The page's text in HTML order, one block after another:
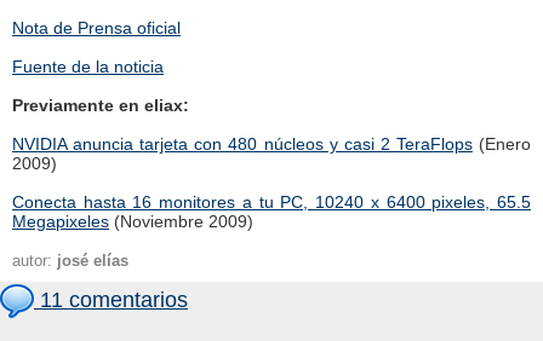
Nota de Prensa oficial
Fuente de la noticia
Previamente en eliax:
NVIDIA anuncia tarjeta con 480 núcleos y casi 2 TeraFlops(Enero
2009)
Conecta hasta 16 monitores a tu PC, 10240 x 6400 pixeles, 65.5
Megapixeles (Noviembre 2009)
autor: josé elías
11 comentarios